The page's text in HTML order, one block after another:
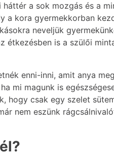
a sok mozgás és a
a kora gyermekkorban
neveljük
étkezésben is a szülői
enni-inni, amit anya
mi magunk is
hogy csak egy szelet
nem eszünk